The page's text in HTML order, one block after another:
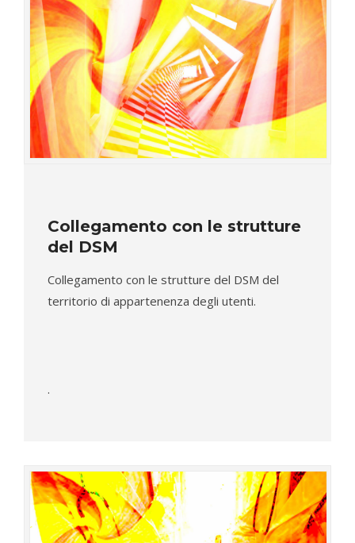
Collegamento con le strutture
del DSM
Collegamento con le strutture del DSM del
territorio di appartenenza degli utenti.
.